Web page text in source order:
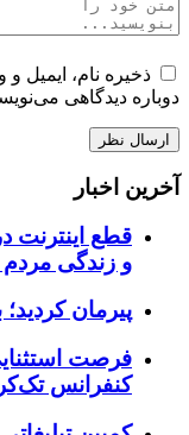
ذخیره نام، ایمیل
دوباره دیدگاهی
آخرین اخبار
قطع اینترنت
و زندگی مردم
پیرمان
کنفرانس